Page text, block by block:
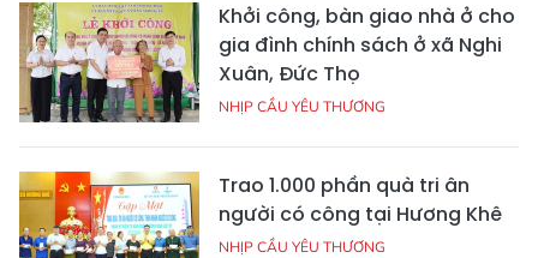
Khởi công, bàn giao nhà ở cho
gia đình chính sách ở xã Nghi
Xuân, Đức Thọ
NHỊP CẦU YÊU THƯƠNG
Trao 1.000 phần quà tri ân
người có công tại Hương Khê
NHỊP CẦU YÊU THƯƠNG